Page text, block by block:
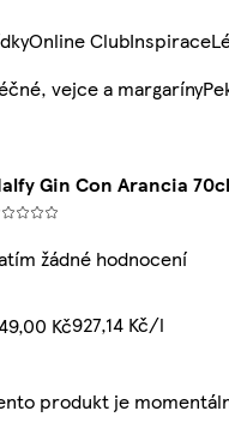
Online ClubInspirace
vejce a margaríny
Gin Con Arancia 70cl
žádné hodnocení
Kč927,14 Kč/l
produkt je